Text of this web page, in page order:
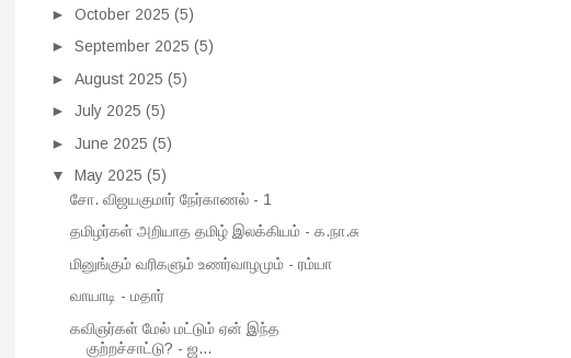
► October 2025 (5)
► September 2025 (5)
► August 2025 (5)
► July 2025 (5)
► June 2025 (5)
▼
May 2025 (5)
சோ. விஜயகுமார் நேர்காணல் - 1
தமிழர்கள் அறியாத தமிழ் இலக்கியம் - க.நா.சு
மினுங்கும் வரிகளும் உணர்வாழமும் - ரம்யா
வாயாடி - மதார்
கவிஞர்கள் மேல் மட்டும் ஏன் இந்த
குற்றச்சாட்டு? - ஜ...